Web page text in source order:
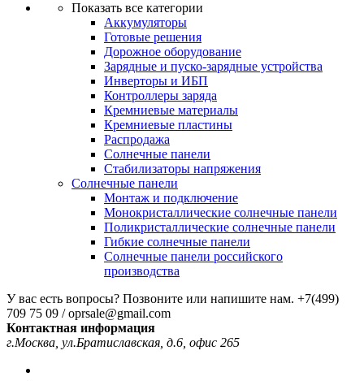
Показать все категории
Аккумуляторы
Готовые решения
Дорожное оборудование
Зарядные и пуско-зарядные устройства
Инверторы и ИБП
Контроллеры заряда
Кремниевые материалы
Кремниевые пластины
Распродажа
Солнечные панели
Стабилизаторы напряжения
Солнечные панели
Монтаж и подключение
Монокристаллические солнечные панели
Поликристаллические солнечные панели
Гибкие солнечные панели
Солнечные панели российского
производства
У вас есть вопросы? Позвоните или напишите нам. +7(499)
709 75 09 / oprsale@gmail.com
Контактная информация
г.Москва, ул.Братиславская, д.6, офис 265